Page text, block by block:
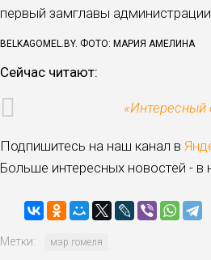
первый замглавы
BELKAGOMEL.BY. ФОТО: МАРИЯ АМЕЛИНА
Сейчас читают:
«Интересный
Подпишитесь на наш канал в
Больше интересных новостей - в
Метки: мэр гомеля